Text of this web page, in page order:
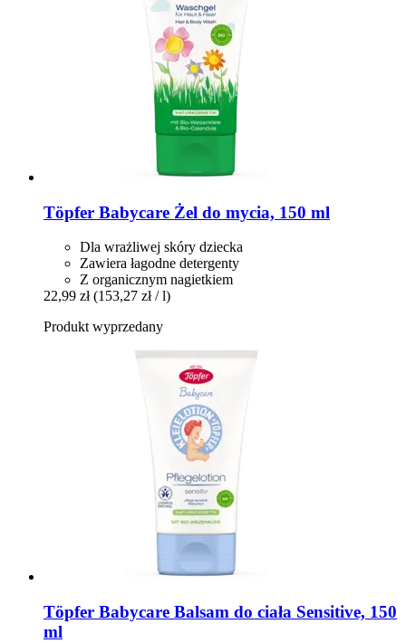
Töpfer Babycare Żel do mycia, 150 ml
Dla wrażliwej skóry dziecka
Zawiera łagodne detergenty
Z organicznym nagietkiem
22,99 zł (153,27 zł / l)
Produkt wyprzedany
Töpfer Babycare Balsam do ciała Sensitive, 150
ml